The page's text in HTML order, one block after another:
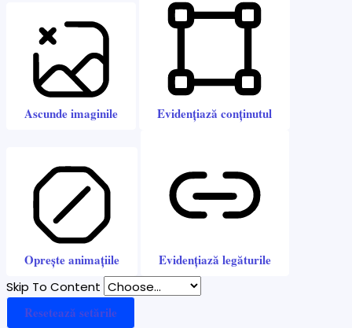
Ascunde imaginile Evidențiază conținutul
Oprește animațiile Evidențiază legăturile
Skip To Content
Resetează setările